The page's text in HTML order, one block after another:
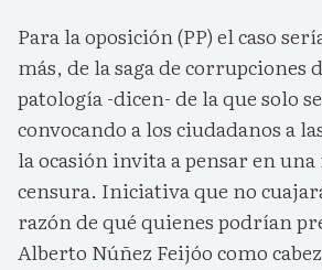
Para la oposición (PP) el caso
más, de la saga de corrupciones
patología -dicen- de la que solo
convocando a los ciudadanos a
la ocasión invita a pensar en
censura. Iniciativa que no
razón de qué quienes podrían
Alberto Núñez Feijóo como